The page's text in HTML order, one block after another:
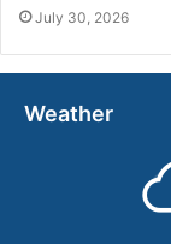
July 30, 2026
Weather